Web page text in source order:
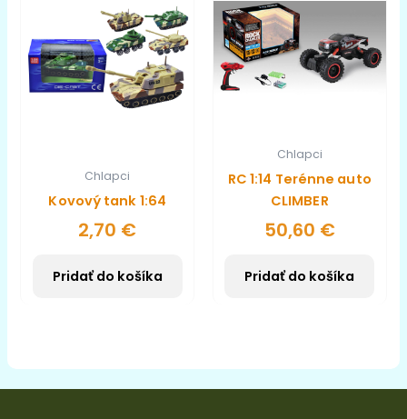
Chlapci
Kovový tank 1:64
2,70 €
Pridať do košíka
Chlapci
RC 1:14 Terénne auto
CLIMBER
50,60 €
Pridať do košíka